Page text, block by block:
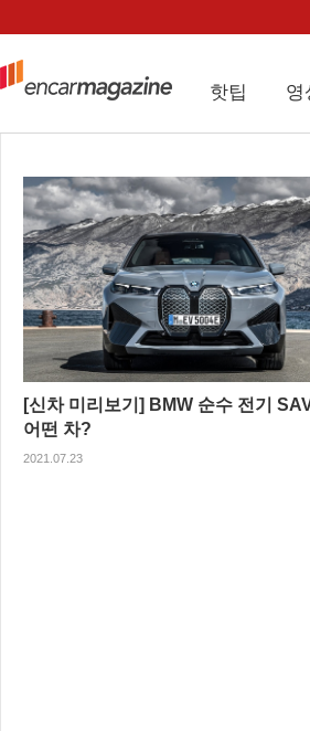
핫팁 영
[신차 미리보기] BMW 순수 전기
어떤 차?
2021.07.23